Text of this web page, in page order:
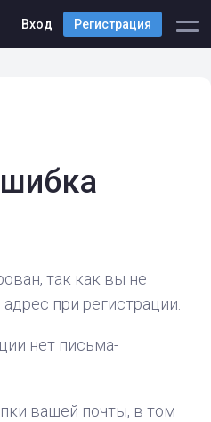
Вход Регистрация
так как вы не
при регистрации.
нет письма-
вашей почты, в том